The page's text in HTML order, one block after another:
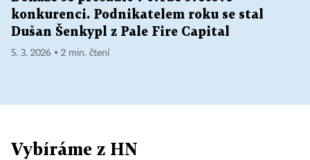
konkurenci. Podnikatelem roku se stal
Dušan Šenkypl z Pale Fire Capital
5. 3. 2026 ▪ 2 min. čtení
Vybíráme z HN